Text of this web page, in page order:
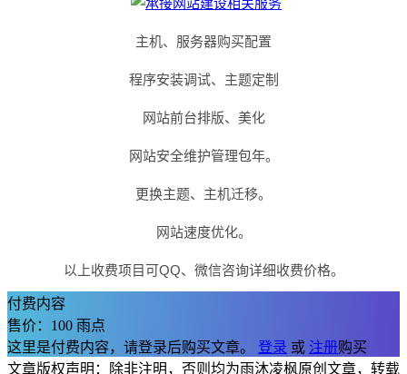
主机、服务器购买配置
程序安装调试、主题定制
网站前台排版、美化
网站安全维护管理包年。
更换主题、主机迁移。
网站速度优化。
以上收费项目可QQ、微信咨询详细收费价格。
付费内容
售价： 100 雨点
这里是付费内容，请登录后购买文章。 登录 或 注册购买
文章版权声明：除非注明，否则均为雨沐凌枫原创文章，转载